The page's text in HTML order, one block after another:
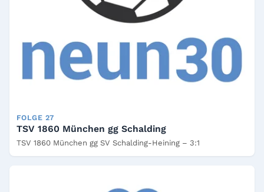
FOLGE 27
TSV 1860 München gg Schalding
TSV 1860 München gg SV Schalding-Heining – 3:1